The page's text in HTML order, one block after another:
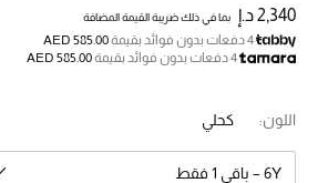
تسوقوا الآن
ما وصلنا حديثاً
2,340 د.إ بما في ذلك ضريبة القيمة المضافة
4 دفعات بدون فوائد بقيمة
AED 585.00
4 دفعات بدون فوائد بقيمة
AED 585.00
اللون: كحلي
6Y – باقي 1 فقط